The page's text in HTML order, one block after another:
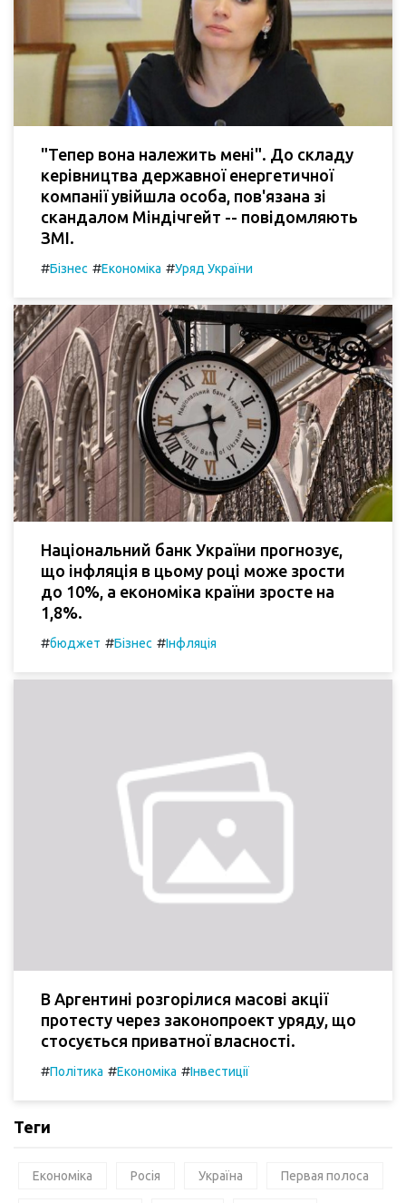
"Тепер вона належить мені". До складу
керівництва державної енергетичної
компанії увійшла особа, пов'язана зі
скандалом Міндічгейт -- повідомляють
ЗМІ.
#Бізнес #Економіка #Уряд України
Національний банк України прогнозує,
що інфляція в цьому році може зрости
до 10%, а економіка країни зросте на
1,8%.
#бюджет #Бізнес #Інфляція
В Аргентині розгорілися масові акції
протесту через законопроект уряду, що
стосується приватної власності.
#Політика #Економіка #Інвестиції
Теги
Економіка Росія Україна Первая полоса